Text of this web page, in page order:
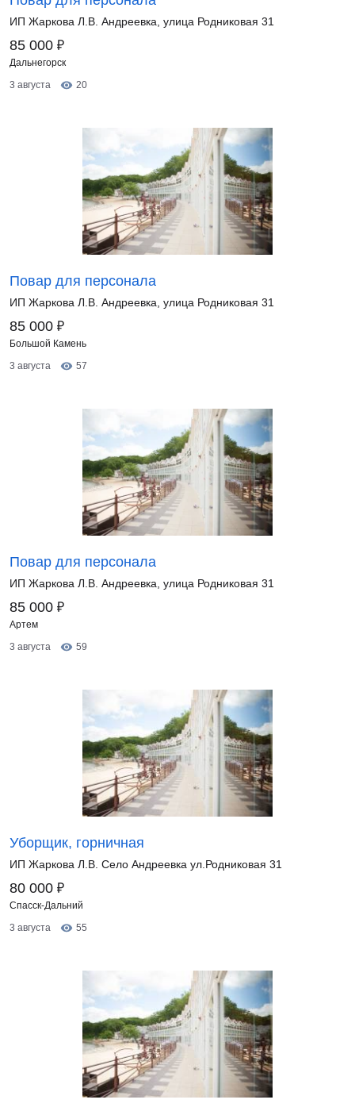
ИП Жаркова Л.В. Андреевка, улица Родниковая 31
85 000 ₽
Дальнегорск
3 августа
20
Повар для персонала
ИП Жаркова Л.В. Андреевка, улица Родниковая 31
85 000 ₽
Большой Камень
3 августа
57
Повар для персонала
ИП Жаркова Л.В. Андреевка, улица Родниковая 31
85 000 ₽
Артем
3 августа
59
Уборщик, горничная
ИП Жаркова Л.В. Село Андреевка ул.Родниковая 31
80 000 ₽
Спасск-Дальний
3 августа
55